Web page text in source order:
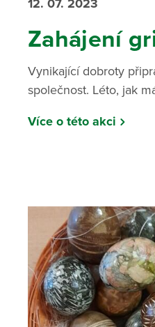
12. 07. 2023
Zahájení
Vynikající dobroty
společnost. Léto, jak
Více o této akci